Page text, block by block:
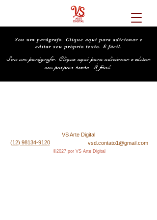
Sou um parágrafo. Clique aqui para adicionar e
editar seu próprio texto. É fácil.
Sou um parágrafo. Clique aqui para adicionar e editar
seu próprio texto. É fácil.
VS Arte Digital
(12) 98134-9120
vsd.contato1@gmail.com
©2027 por VS Arte Digital